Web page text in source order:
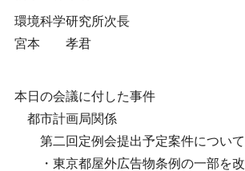
環境科学研究所次長
宮本 孝君
本日の会議に付した事件
都市計画局関係
第二回定例会提出予定案件について
・東京都屋外広告物条例の一部を改